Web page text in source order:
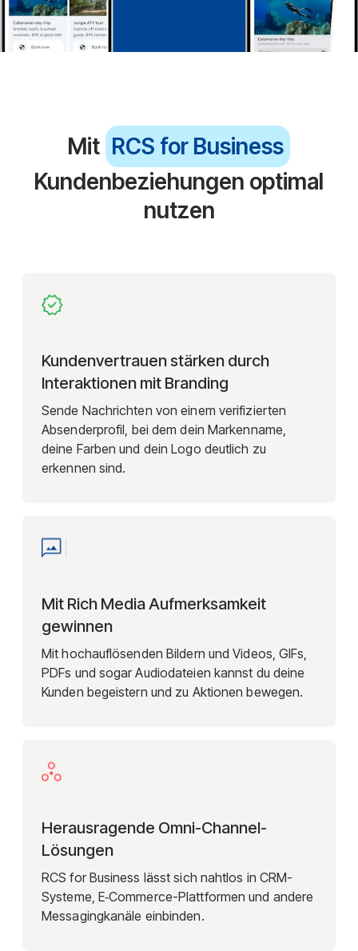
Mit RCS for Business
Kundenbeziehungen optimal
nutzen
Kundenvertrauen stärken durch
Interaktionen mit Branding
Sende Nachrichten von einem verifizierten
Absenderprofil, bei dem dein Markenname,
deine Farben und dein Logo deutlich zu
erkennen sind.
Mit Rich Media Aufmerksamkeit
gewinnen
Mit hochauflösenden Bildern und Videos, GIFs,
PDFs und sogar Audiodateien kannst du deine
Kunden begeistern und zu Aktionen bewegen.
Herausragende Omni-Channel-
Lösungen
RCS for Business lässt sich nahtlos in CRM-
Systeme, E‑Commerce-Plattformen und andere
Messagingkanäle einbinden.